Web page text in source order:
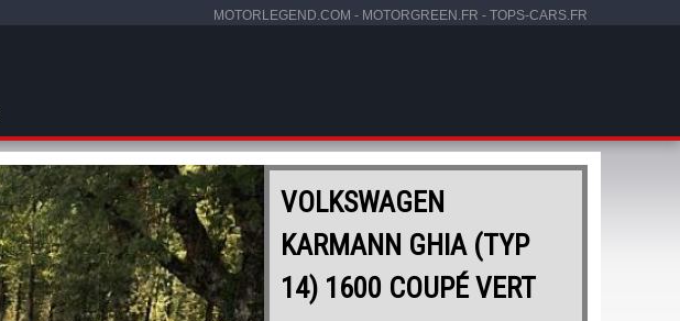
MOTORLEGEND.COM - MOTORGREEN.FR - TOPS-CARS.FR
VOLKSWAGEN
KARMANN GHIA (TYP
14) 1600 COUPÉ VERT